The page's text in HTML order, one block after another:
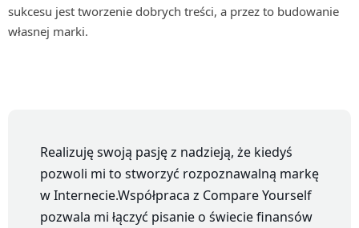
sukcesu jest tworzenie dobrych treści, a przez to budowanie
własnej marki.
Realizuję swoją pasję z nadzieją, że kiedyś
pozwoli mi to stworzyć rozpoznawalną markę
w Internecie.Współpraca z Compare Yourself
pozwala mi łączyć pisanie o świecie finansów